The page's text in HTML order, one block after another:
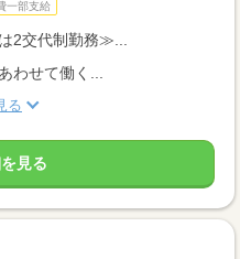
一部支給
2交代制勤務≫...
せて働く...
る
見る